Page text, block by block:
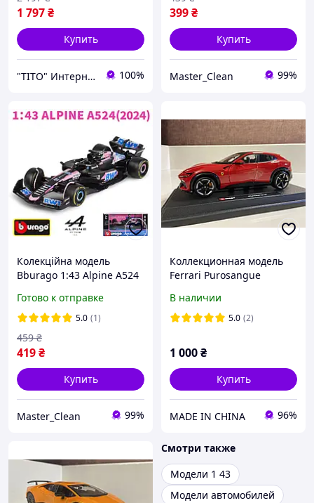
1 797₴
Купить
"ТІТО" Интернет-магазин 100%
399₴
Купить
Master_Clean 99%
Колекційна модель
Bburago 1:43 Alpine A524
Gasly. Формула 1. Formula
1
Готово к отправке
5.0 (1)
419₴
459 ₴
Купить
Master_Clean 99%
Коллекционная модель
Ferrari Purosangue
В наличии
5.0 (2)
1 000₴
Купить
MADE IN CHINA 96%
Смотри также
Модели 1 43
Модели автомобилей